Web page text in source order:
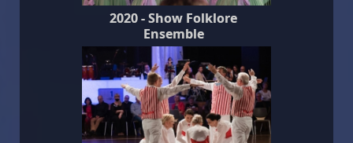
2020 - Show Folklore
Ensemble